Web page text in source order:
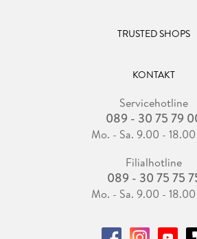
TRUSTED SHOPS
KONTAKT
Servicehotline
089 - 30 75 79
Mo. - Sa. 9.00 -
Filialhotline
089 - 30 75 75
Mo. - Sa. 9.00 -